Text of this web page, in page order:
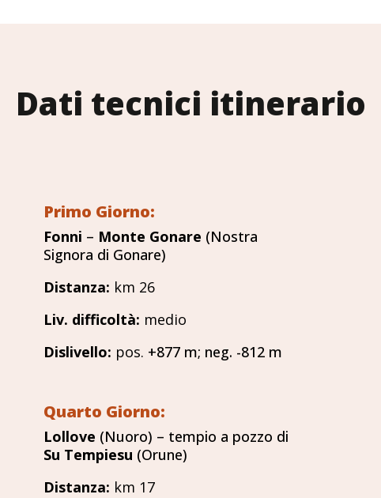
Dati tecnici itinerario
Primo Giorno:
Fonni – Monte Gonare (Nostra
Signora di Gonare)
Distanza: km 26
Liv. difficoltà: medio
Dislivello: pos. +877 m; neg. -812 m
Quarto Giorno:
Lollove (Nuoro) – tempio a pozzo di
Su Tempiesu (Orune)
Distanza: km 17